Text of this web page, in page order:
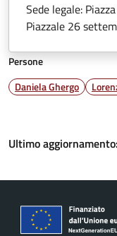
Sede legale:
Piazzale 26
Persone
Daniela Ghergo
Ultimo aggiornamento: